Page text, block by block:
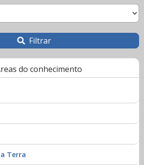
Filtrar
do conhecimento
Terra